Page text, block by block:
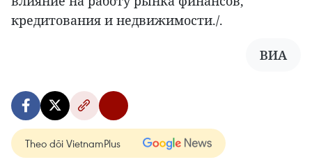
кредитования и недвижимости./.
ВИА
Theo dõi VietnamPlus